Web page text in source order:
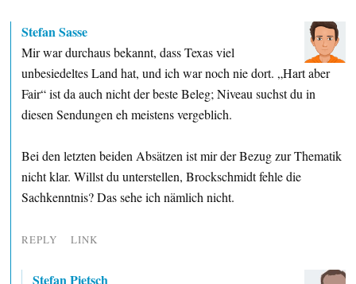
Stefan Sasse
Mir war durchaus bekannt, dass Texas viel
unbesiedeltes Land hat, und ich war noch nie dort. „Hart aber
Fair“ ist da auch nicht der beste Beleg; Niveau suchst du in
diesen Sendungen eh meistens vergeblich.
Bei den letzten beiden Absätzen ist mir der Bezug zur Thematik
nicht klar. Willst du unterstellen, Brockschmidt fehle die
Sachkenntnis? Das sehe ich nämlich nicht.
REPLY LINK
Stefan Pietsch